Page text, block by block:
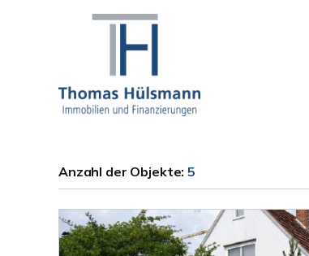
Anzahl der Objekte:5